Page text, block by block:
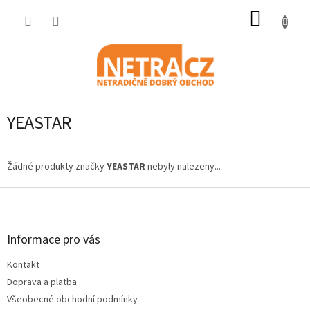
YEASTAR
Žádné produkty značkyYEASTARnebyly nalezeny...
Z
Informace pro vás
Kontakt
Doprava a platba
Všeobecné obchodní podmínky